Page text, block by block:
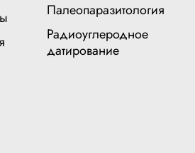
Палеопаразитология
Радиоуглеродное
датирование